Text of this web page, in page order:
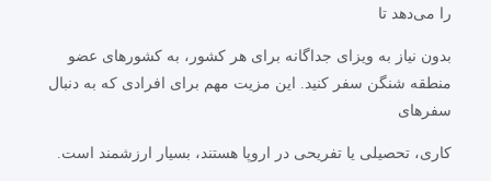
را می‌دهد تا
بدون نیاز به ویزای جداگانه برای هر کشور، به کشورهای عضو
منطقه شنگن سفر کنید. این مزیت مهم برای افرادی که به دنبال
سفرهای
کاری، تحصیلی یا تفریحی در اروپا هستند، بسیار ارزشمند است.